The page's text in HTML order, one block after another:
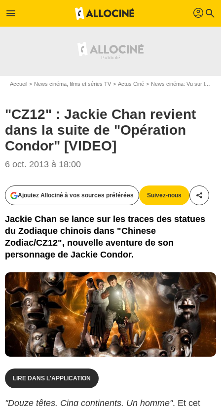
menu profil search
Accueil News cinéma, films et séries TV Actus Ciné News cinéma: Vu sur le web
"CZ12" : Jackie Chan revient
dans la suite de "Opération
Condor" [VIDEO]
6 oct. 2013 à 18:00
Ajoutez Allociné à vos sources préférées Suivez-nous
Jackie Chan se lance sur les traces des statues
du Zodiaque chinois dans "Chinese
Zodiac/CZ12", nouvelle aventure de son
personnage de Jackie Condor.
LIRE DANS L'APPLICATION
"Douze têtes. Cinq continents. Un homme". Et cet